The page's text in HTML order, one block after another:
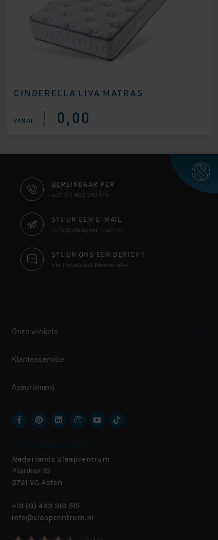
CINDERELLA LIVA MATRAS
VANAF: 0,00
CONTACT
INFORMATIE
BEREIKBAAR PER
+31 (0) 493 310 515
STUUR EEN E-MAIL
info@slaapcentrum.nl
STUUR ONS EEN BERICHT
via Facebook Messenger
Onze winkels
Klantenservice
Assortiment
Nederlands Slaapcentrum
Planker 10
5721 VG Asten
+31 (0) 493 310 515
info@slaapcentrum.nl